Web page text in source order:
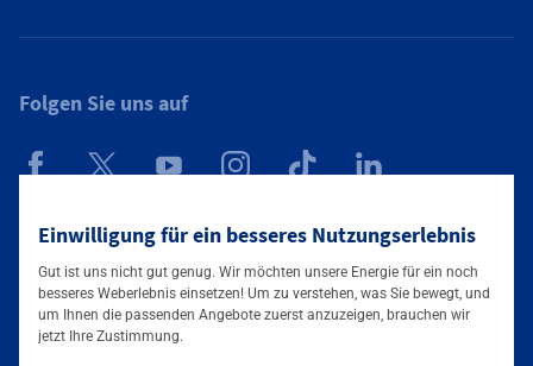
Einwilligung für ein besseres Nutzungserlebnis
Gut ist uns nicht gut genug. Wir möchten unsere Energie für ein noch
besseres Weberlebnis einsetzen! Um zu verstehen, was Sie bewegt, und
um Ihnen die passenden Angebote zuerst anzuzeigen, brauchen wir
jetzt Ihre Zustimmung.
Folgen Sie uns auf
Mainova App